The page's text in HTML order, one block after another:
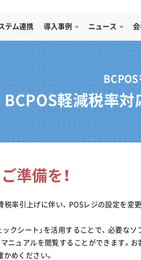
テム連携 導入事例 ニュース
BCPOS軽減税率
準備を！
率引上げに伴い、 POSレジの設定を変
クシート」を活用することで、 必要なソ
ニュアルを閲覧することができます。お
めください。